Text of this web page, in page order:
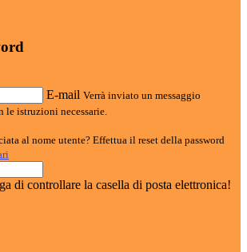
E-mail Verrà inviato un messaggio
istruzioni necessarie.
al nome utente? Effettua il reset della password
di controllare la casella di posta elettronica!